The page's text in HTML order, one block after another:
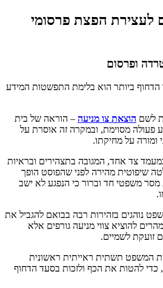
לעצירת הפצת פרסומי
ופרסום
ביותר הוא בלימת התפשטות המידע
לשם הוצאת צו מניעה – הוראה של בית
מסוימת, ובמקרה זה אוסרת על
על מחיקתו.
צד אחד, המגובה בתצהירים ובראיות
שיפוטית מהירה לפני שהפוסט הופך
מסר משפטי חד וברור כי הנפגע לא ישב
נוהגים בזהירות רבה בבואם להגביל את
להוציא צווי מניעה גורפים אלא
זועקת לשמיים.
המשפט תשתית ראייתית ראשונית
להטות את הכף ולזכות בסעד הדחוף